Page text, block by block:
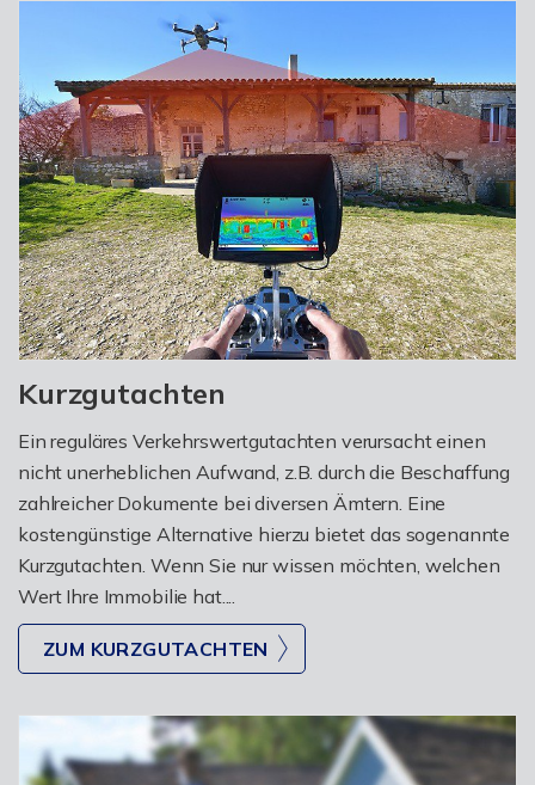
Kurzgutachten
Ein reguläres Verkehrswertgutachten verursacht einen
nicht unerheblichen Aufwand, z.B. durch die Beschaffung
zahlreicher Dokumente bei diversen Ämtern. Eine
kostengünstige Alternative hierzu bietet das sogenannte
Kurzgutachten. Wenn Sie nur wissen möchten, welchen
Wert Ihre Immobilie hat....
ZUM KURZGUTACHTEN